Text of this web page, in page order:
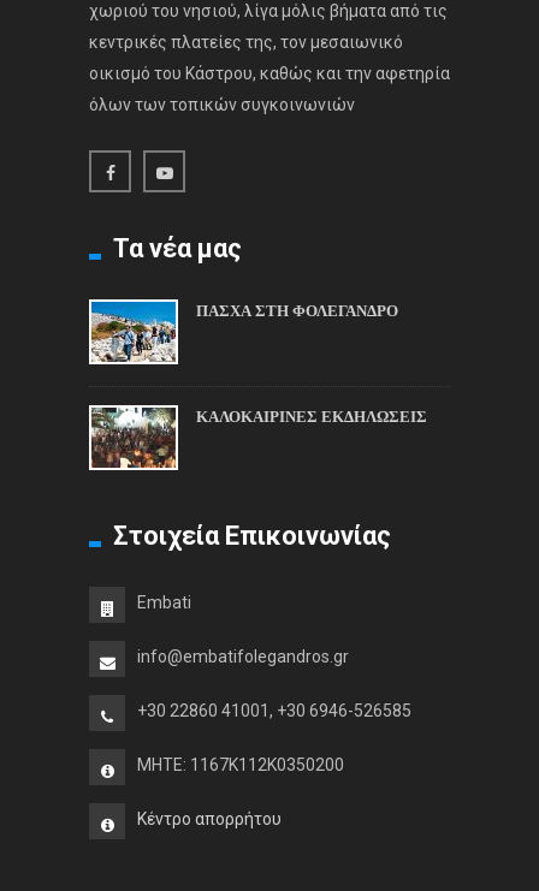
χωριού του νησιού, λίγα μόλις βήματα από τις
κεντρικές πλατείες της, τον μεσαιωνικό
οικισμό του Κάστρου, καθώς και την αφετηρία
όλων των τοπικών συγκοινωνιών
Τα νέα μας
ΠΑΣΧΑ ΣΤΗ ΦΟΛΕΓΑΝΔΡΟ
ΚΑΛΟΚΑΙΡΙΝΕΣ ΕΚΔΗΛΩΣΕΙΣ
Στοιχεία Επικοινωνίας
Embati
info@embatifolegandros.gr
+30 22860 41001, +30 6946-526585
MHTE: 1167K112K0350200
Κέντρο απορρήτου